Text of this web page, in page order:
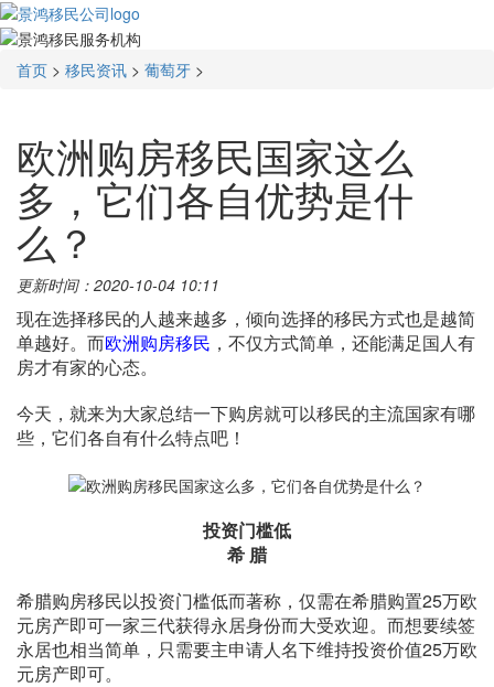
首页 > 移民资讯 > 葡萄牙 >
欧洲购房移民国家这么
多，它们各自优势是什
么？
更新时间：2020-10-04 10:11
现在选择移民的人越来越多，倾向选择的移民方式也是越简
单越好。而欧洲购房移民 ，不仅方式简单，还能满足国人有
房才有家的心态。
今天，就来为大家总结一下购房就可以移民的主流国家有哪
些，它们各自有什么特点吧！
投资门槛低
希 腊
希腊购房移民以投资门槛低而著称，仅需在希腊购置25万欧
元房产即可一家三代获得永居身份而大受欢迎。而想要续签
永居也相当简单，只需要主申请人名下维持投资价值25万欧
元房产即可。